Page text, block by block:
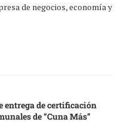
de negocios, economía y
entrega de certificación
de “Cuna Más”